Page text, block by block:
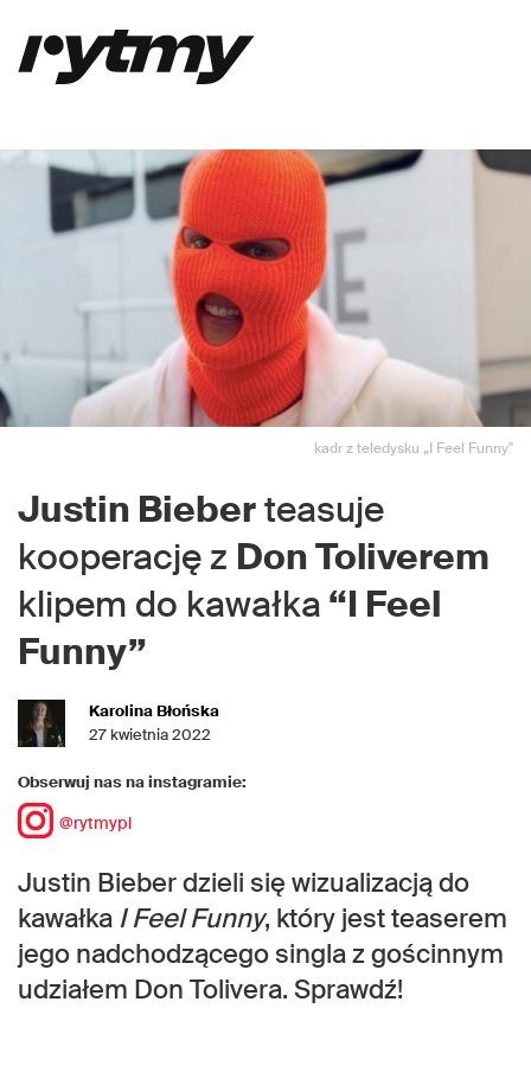
kadr z teledysku „I Feel Funny"
Justin Bieberteasuje
kooperację z Don Toliverem
klipem do kawałka “I Feel
Funny”
Karolina Błońska
27 kwietnia 2022
Obserwuj nas na instagramie:
@rytmypl
Justin Bieber dzieli się wizualizacją do
kawałka I Feel Funny, który jest teaserem
jego nadchodzącego singla z gościnnym
udziałem Don Tolivera. Sprawdź!